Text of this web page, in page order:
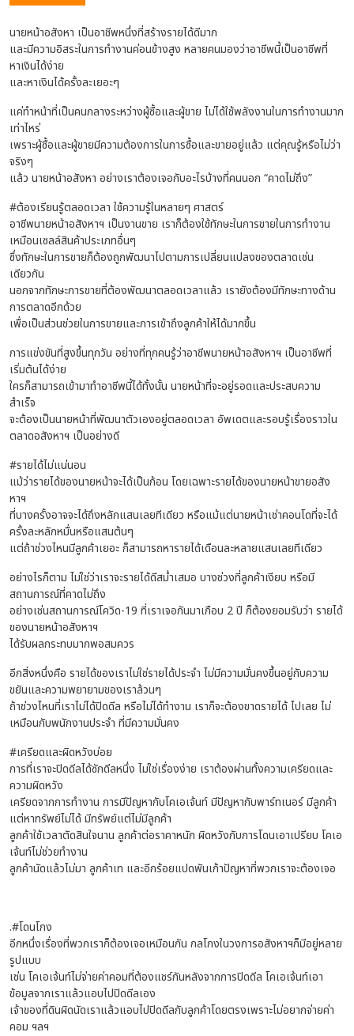
นายหน้าอสังหา เป็นอาชีพหนึ่งที่สร้างรายได้ดีมาก
และมีความอิสระในการทำงานค่อนข้างสูง หลายคนมองว่าอาชีพนี้เป็นอาชีพที่
หาเงินได้ง่าย
และหาเงินได้ครั้งละเยอะๆ
แค่ทำหน้าที่เป็นคนกลางระหว่างผู้ซื้อและผู้ขาย ไม่ได้ใช้พลังงานในการทำงานมาก
เท่าไหร่
เพราะผู้ซื้อและผู้ขายมีความต้องการในการซื้อและขายอยู่แล้ว แต่คุณรู้หรือไม่ว่า
จริงๆ
แล้ว นายหน้าอสังหา อย่างเราต้องเจอกับอะไรบ้างที่คนนอก “คาดไม่ถึง”
#ต้องเรียนรู้ตลอดเวลา ใช้ความรู้ในหลายๆ ศาสตร์
อาชีพนายหน้าอสังหาฯ เป็นงานขาย เราก็ต้องใช้ทักษะในการขายในการทำงาน
เหมือนเซลล์สินค้าประเภทอื่นๆ
ซึ่งทักษะในการขายก็ต้องถูกพัฒนาไปตามการเปลี่ยนแปลงของตลาดเช่น
เดียวกัน
นอกจากทักษะการขายที่ต้องพัฒนาตลอดเวลาแล้ว เรายังต้องมีทักษะทางด้าน
การตลาดอีกด้วย
เพื่อเป็นส่วนช่วยในการขายและการเข้าถึงลูกค้าให้ได้มากขึ้น
การแข่งขันที่สูงขึ้นทุกวัน อย่างที่ทุกคนรู้ว่าอาชีพนายหน้าอสังหาฯ เป็นอาชีพที่
เริ่มต้นได้ง่าย
ใครก็สามารถเข้ามาทำอาชีพนี้ได้ทั้งนั้น นายหน้าที่จะอยู่รอดและประสบความ
สำเร็จ
จะต้องเป็นนายหน้าที่พัฒนาตัวเองอยู่ตลอดเวลา อัพเดตและรอบรู้เรื่องราวใน
ตลาดอสังหาฯ เป็นอย่างดี
#รายได้ไม่แน่นอน
แม้ว่ารายได้ของนายหน้าจะได้เป็นก้อน โดยเฉพาะรายได้ของนายหน้าขายอสัง
หาฯ
ที่บางครั้งอาจจะได้ถึงหลักแสนเลยทีเดียว หรือแม้แต่นายหน้าเช่าคอนโดที่จะได้
ครั้งละหลักหมื่นหรือแสนต้นๆ
แต่ถ้าช่วงไหนมีลูกค้าเยอะ ก็สามารถหารายได้เดือนละหลายแสนเลยทีเดียว
อย่างไรก็ตาม ไม่ใช่ว่าเราจะรายได้ดีสม่ำเสมอ บางช่วงที่ลูกค้าเงียบ หรือมี
สถานการณ์ที่คาดไม่ถึง
อย่างเช่นสถานการณ์โควิด-19 ที่เราเจอกันมาเกือบ 2 ปี ก็ต้องยอมรับว่า รายได้
ของนายหน้าอสังหาฯ
ได้รับผลกระทบมากพอสมควร
อีกสิ่งหนึ่งคือ รายได้ของเราไม่ใช่รายได้ประจำ ไม่มีความมั่นคงขึ้นอยู่กับความ
ขยันและความพยายามของเราล้วนๆ
ถ้าช่วงไหนที่เราไม่ได้ปิดดีล หรือไม่ได้ทำงาน เราก็จะต้องขาดรายได้ ไปเลย ไม่
เหมือนกับพนักงานประจำ ที่มีความมั่นคง
#เครียดและผิดหวังบ่อย
การที่เราจะปิดดีลได้ซักดีลหนึ่ง ไม่ใช่เรื่องง่าย เราต้องผ่านทั้งความเครียดและ
ความผิดหวัง
เครียดจากการทำงาน การมีปัญหากับโคเอเจ้นท์ มีปัญหากับพาร์ทเนอร์ มีลูกค้า
แต่หาทรัพย์ไม่ได้ มีทรัพย์แต่ไม่มีลูกค้า
ลูกค้าใช้เวลาตัดสินใจนาน ลูกค้าต่อราคาหนัก ผิดหวังกับการโดนเอาเปรียบ โคเอ
เจ้นท์ไม่ช่วยทำงาน
ลูกค้านัดแล้วไม่มา ลูกค้าเท และอีกร้อยแปดพันเก้าปัญหาที่พวกเราจะต้องเจอ
.#โดนโกง
อีกหนึ่งเรื่องที่พวกเราก็ต้องเจอเหมือนกัน กลโกงในวงการอสังหาฯก็มีอยู่หลาย
รูปแบบ
เช่น โคเอเจ้นท์ไม่จ่ายค่าคอมที่ต้องแชร์กันหลังจากการปิดดีล โคเอเจ้นท์เอา
ข้อมูลจากเราแล้วแอบไปปิดดีลเอง
เจ้าของที่ดินผิดนัดเราแล้วแอบไปปิดดีลกับลูกค้าโดยตรงเพราะไม่อยากจ่ายค่า
คอม ฯลฯ